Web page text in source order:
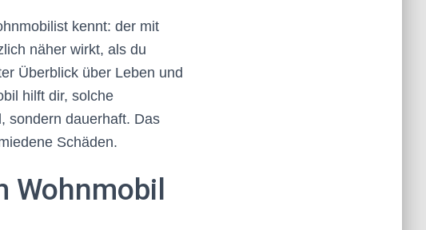
kennt: der mit
näher wirkt, als du
Überblick über Leben und
hilft dir, solche
sondern dauerhaft. Das
Schäden.
Wohnmobil